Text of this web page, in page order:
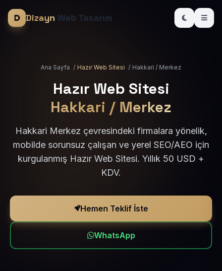
Dizayn Web Tasarım
Ana Sayfa / Hazır Web Sitesi / Hakkari / Merkez
Hazır Web Sitesi
Hakkari / Merkez
Hakkari Merkez çevresindeki firmalara yönelik,
mobilde sorunsuz çalışan ve yerel SEO/AEO için
kurgulanmış Hazır Web Sitesi. Yıllık 50 USD +
KDV.
Hemen Teklif İste
WhatsApp